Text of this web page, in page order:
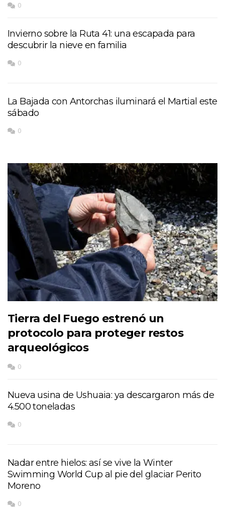
0
Invierno sobre la Ruta 41: una escapada para
descubrir la nieve en familia
0
La Bajada con Antorchas iluminará el Martial este
sábado
0
Tierra del Fuego estrenó un
protocolo para proteger restos
arqueológicos
0
Nueva usina de Ushuaia: ya descargaron más de
4.500 toneladas
0
Nadar entre hielos: así se vive la Winter
Swimming World Cup al pie del glaciar Perito
Moreno
0